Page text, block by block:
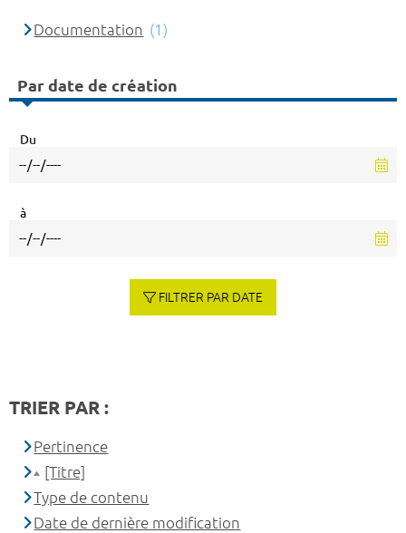
Documentation (1)
Par date de création
Du
à
FILTRER PAR DATE
TRIER PAR :
Pertinence
[Titre]
Type de contenu
Date de dernière modification